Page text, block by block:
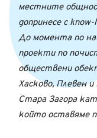
местните
допринесе с
До момента по
проекти по
обществени
Хасково, Плевен и
Стара Загора
който оставяме